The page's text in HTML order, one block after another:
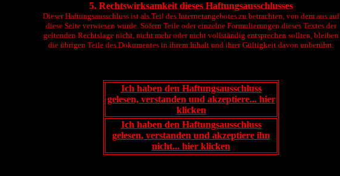
5. Rechtswirksamkeit dieses Haftungsausschlusses
Dieser Haftungsausschluss ist als Teil des Internetangebotes zu betrachten, von dem aus auf
diese Seite verwiesen wurde. Sofern Teile oder einzelne Formulierungen dieses Textes der
geltenden Rechtslage nicht, nicht mehr oder nicht vollständig entsprechen sollten, bleiben
die übrigen Teile des Dokumentes in ihrem Inhalt und ihrer Gültigkeit davon unberührt.
Ich haben den Haftungsausschluss
gelesen, verstanden und akzeptiere... hier
klicken
Ich haben den Haftungsausschluss
gelesen, verstanden und akzeptiere ihn
nicht... hier klicken